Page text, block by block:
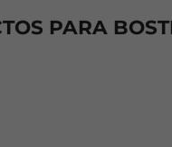
PARA